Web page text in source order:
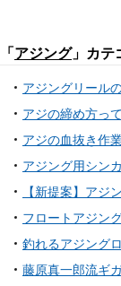
「 アジング」カテ
アジングリール
アジの締め方っ
アジの血抜き作
藤原真一郎流ギ